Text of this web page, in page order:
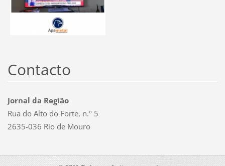
Contacto
Jornal da Região
Rua do Alto do Forte, n.º 5
2635-036 Rio de Mouro